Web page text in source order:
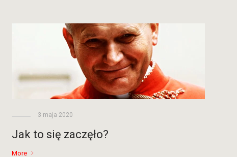
3 maja 2020
Jak to się zaczęło?
More